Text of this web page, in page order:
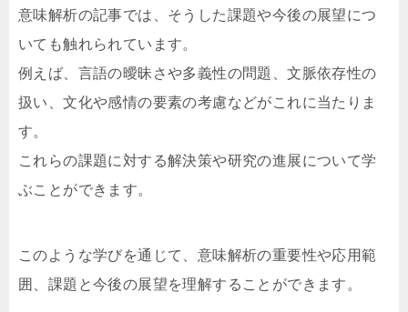
意味解析の記事では、そうした課題や今後の展望につ
いても触れられています。
例えば、言語の曖昧さや多義性の問題、文脈依存性の
扱い、文化や感情の要素の考慮などがこれに当たりま
す。
これらの課題に対する解決策や研究の進展について学
ぶことができます。
このような学びを通じて、意味解析の重要性や応用範
囲、課題と今後の展望を理解することができます。